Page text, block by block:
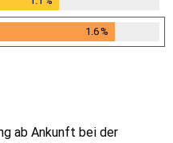
1.6%
ab Ankunft bei der